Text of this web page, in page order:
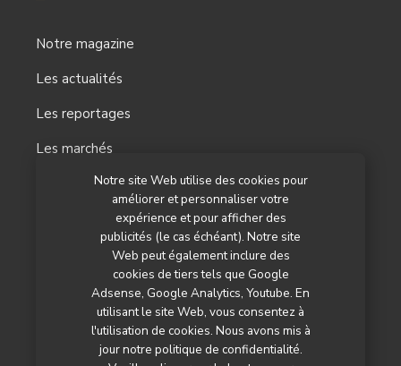
Notre site Web utilise des cookies pour
améliorer et personnaliser votre
expérience et pour afficher des
publicités (le cas échéant). Notre site
Web peut également inclure des
cookies de tiers tels que Google
Adsense, Google Analytics, Youtube. En
utilisant le site Web, vous consentez à
l'utilisation de cookies. Nous avons mis à
jour notre politique de confidentialité.
Notre magazine
Les actualités
Les reportages
Les marchés
Nos autres titres
Qui sommes-nous ?
Contactez-nous
Mentions légales